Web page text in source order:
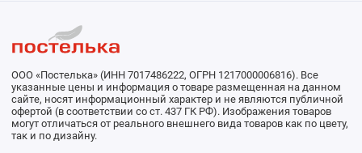
ООО «Постелька» (ИНН 7017486222, ОГРН 1217000006816). Все
указанные цены и информация о товаре размещенная на данном
сайте, носят информационный характер и не являются публичной
офертой (в соответствии со ст. 437 ГК РФ). Изображения товаров
могут отличаться от реального внешнего вида товаров как по цвету,
так и по дизайну.